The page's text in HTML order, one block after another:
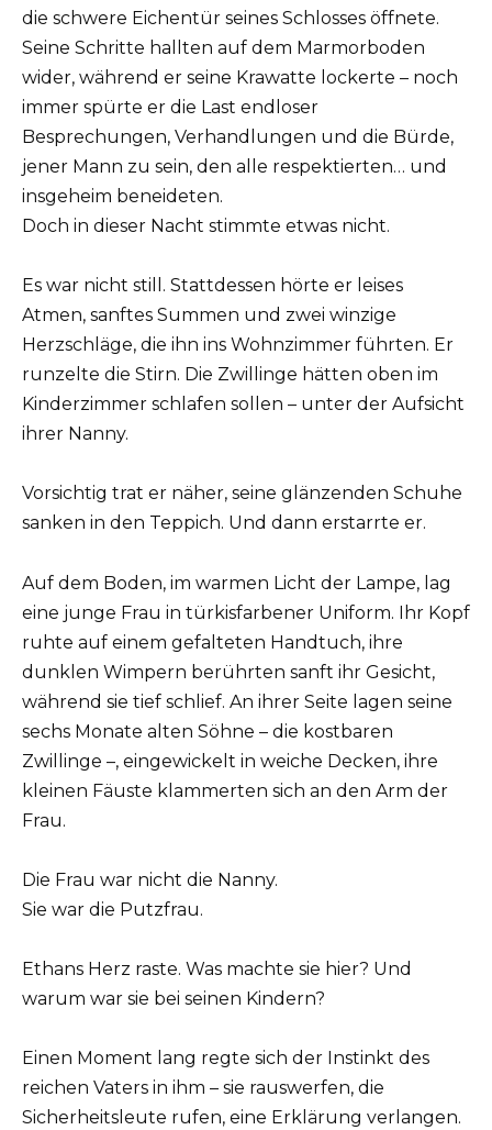
die schwere Eichentür seines Schlosses öffnete.
Seine Schritte hallten auf dem Marmorboden
wider, während er seine Krawatte lockerte – noch
immer spürte er die Last endloser
Besprechungen, Verhandlungen und die Bürde,
jener Mann zu sein, den alle respektierten… und
insgeheim beneideten.
Doch in dieser Nacht stimmte etwas nicht.
Es war nicht still. Stattdessen hörte er leises
Atmen, sanftes Summen und zwei winzige
Herzschläge, die ihn ins Wohnzimmer führten. Er
runzelte die Stirn. Die Zwillinge hätten oben im
Kinderzimmer schlafen sollen – unter der Aufsicht
ihrer Nanny.
Vorsichtig trat er näher, seine glänzenden Schuhe
sanken in den Teppich. Und dann erstarrte er.
Auf dem Boden, im warmen Licht der Lampe, lag
eine junge Frau in türkisfarbener Uniform. Ihr Kopf
ruhte auf einem gefalteten Handtuch, ihre
dunklen Wimpern berührten sanft ihr Gesicht,
während sie tief schlief. An ihrer Seite lagen seine
sechs Monate alten Söhne – die kostbaren
Zwillinge –, eingewickelt in weiche Decken, ihre
kleinen Fäuste klammerten sich an den Arm der
Frau.
Die Frau war nicht die Nanny.
Sie war die Putzfrau.
Ethans Herz raste. Was machte sie hier? Und
warum war sie bei seinen Kindern?
Einen Moment lang regte sich der Instinkt des
reichen Vaters in ihm – sie rauswerfen, die
Sicherheitsleute rufen, eine Erklärung verlangen.